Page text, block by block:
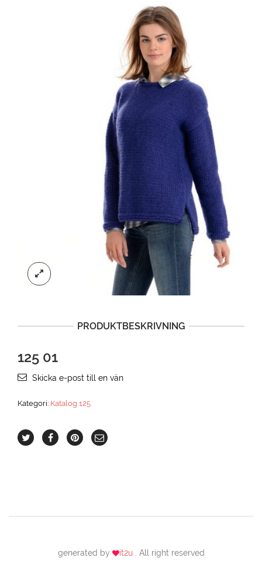
PRODUKTBESKRIVNING
125 01
Skicka e-post till en vän
Kategori: Katalog 125
generated by it2u . All right reserved